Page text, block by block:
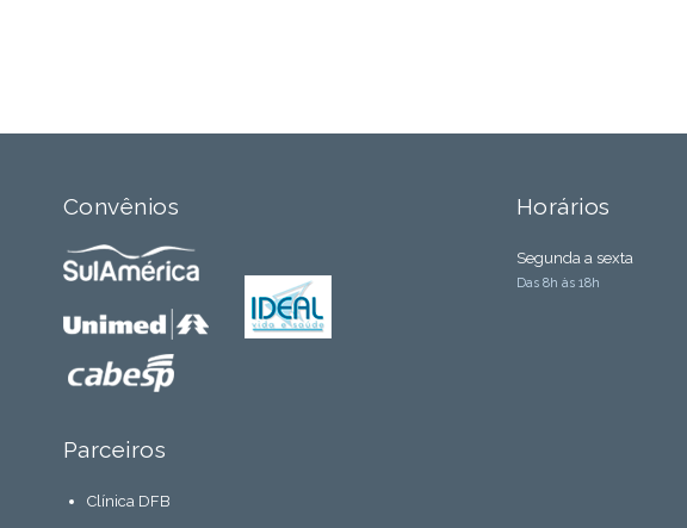
Convênios
Parceiros
Clínica DFB
Horários
Segunda a sexta
Das 8h às 18h